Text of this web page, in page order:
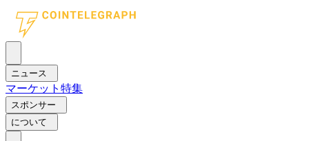
ニュース
マーケット 特集
スポンサー
について